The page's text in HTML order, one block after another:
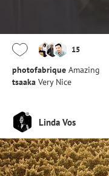
15
photofabrique Amazing
tsaaka Very Nice
Linda Vos